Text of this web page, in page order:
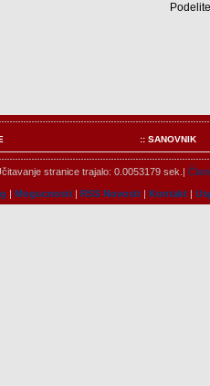
:: SANOVNIK
stranice trajalo: 0.0053179 sek.|
| Mogucnosti| RSS Novosti| Kontakt|